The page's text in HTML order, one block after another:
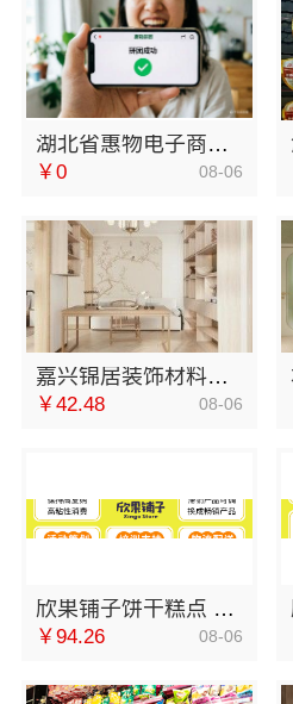
湖北省惠物电子商务有限公司最新生鲜食品网站价格
￥0 08-06
嘉兴锦居装饰材料有限公司毛坯房装修费用
￥42.48 08-06
欣果铺子饼干糕点 大牌品质后顾无忧
￥94.26 08-06